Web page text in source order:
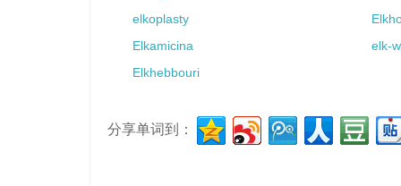
elkoplasty
Elkamicina
elk-
Elkhebbouri
分享单词到：